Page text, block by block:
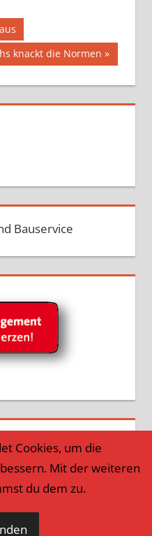
knackt die Normen
Cookies, um die
Mit der weiteren
du dem zu.